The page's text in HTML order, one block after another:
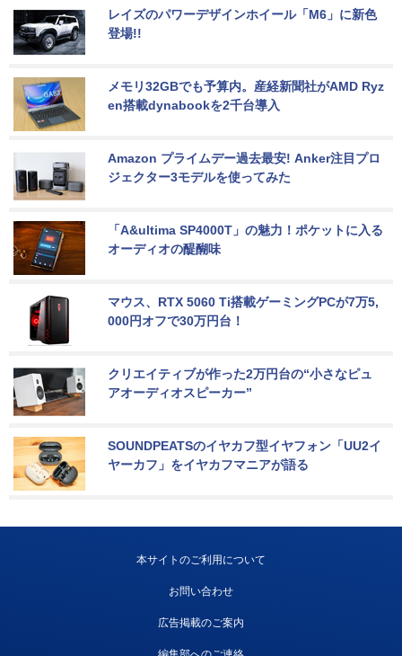
レイズのパワーデザインホイール「M6」に新色
登場!!
メモリ32GBでも予算内。産経新聞社がAMD Ryz
en搭載dynabookを2千台導入
Amazon プライムデー過去最安! Anker注目プロ
ジェクター3モデルを使ってみた
「A&ultima SP4000T」の魅力！ポケットに入る
オーディオの醍醐味
マウス、RTX 5060 Ti搭載ゲーミングPCが7万5,
000円オフで30万円台！
クリエイティブが作った2万円台の“小さなピュ
アオーディオスピーカー”
SOUNDPEATSのイヤカフ型イヤフォン「UU2イ
ヤーカフ」をイヤカフマニアが語る
本サイトのご利用について
お問い合わせ
広告掲載のご案内